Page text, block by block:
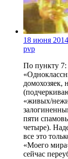
18 июня
pvp
По пункту 7:
«живых/
пяти
четыре).
все это
«Моего
сейчас